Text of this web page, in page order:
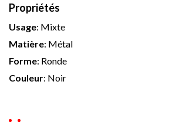
Propriétés
Usage: Mixte
Matière: Métal
Forme: Ronde
Couleur: Noir